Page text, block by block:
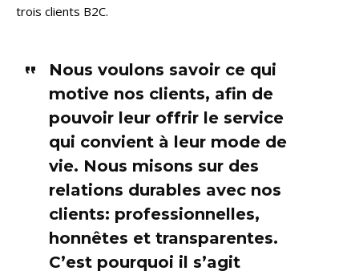
trois clients B2C.
Nous voulons savoir ce qui
motive nos clients, afin de
pouvoir leur offrir le service
qui convient à leur mode de
vie. Nous misons sur des
relations durables avec nos
clients: professionnelles,
honnêtes et transparentes.
C’est pourquoi il s’agit